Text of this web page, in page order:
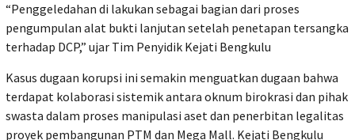
“Penggeledahan di lakukan sebagai bagian dari proses
pengumpulan alat bukti lanjutan setelah penetapan tersangka
terhadap DCP,” ujar Tim Penyidik Kejati Bengkulu
Kasus dugaan korupsi ini semakin menguatkan dugaan bahwa
terdapat kolaborasi sistemik antara oknum birokrasi dan pihak
swasta dalam proses manipulasi aset dan penerbitan legalitas
proyek pembangunan PTM dan Mega Mall. Kejati Bengkulu